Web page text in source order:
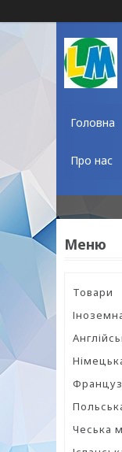
Головна
Про нас
Товари
Чеська